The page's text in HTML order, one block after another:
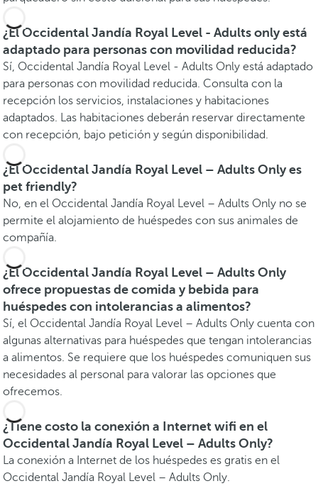
¿El Occidental Jandía Royal Level - Adults only está
adaptado para personas con movilidad reducida?
Sí, Occidental Jandía Royal Level - Adults Only está adaptado
para personas con movilidad reducida. Consulta con la
recepción los servicios, instalaciones y habitaciones
adaptados. Las habitaciones deberán reservar directamente
con recepción, bajo petición y según disponibilidad.
¿El Occidental Jandía Royal Level – Adults Only es
pet friendly?
No, en el Occidental Jandía Royal Level – Adults Only no se
permite el alojamiento de huéspedes con sus animales de
compañía.
¿El Occidental Jandía Royal Level – Adults Only
ofrece propuestas de comida y bebida para
huéspedes con intolerancias a alimentos?
Sí, el Occidental Jandía Royal Level – Adults Only cuenta con
algunas alternativas para huéspedes que tengan intolerancias
a alimentos. Se requiere que los huéspedes comuniquen sus
necesidades al personal para valorar las opciones que
ofrecemos.
¿Tiene costo la conexión a Internet wifi en el
Occidental Jandía Royal Level – Adults Only?
La conexión a Internet de los huéspedes es gratis en el
Occidental Jandía Royal Level – Adults Only.